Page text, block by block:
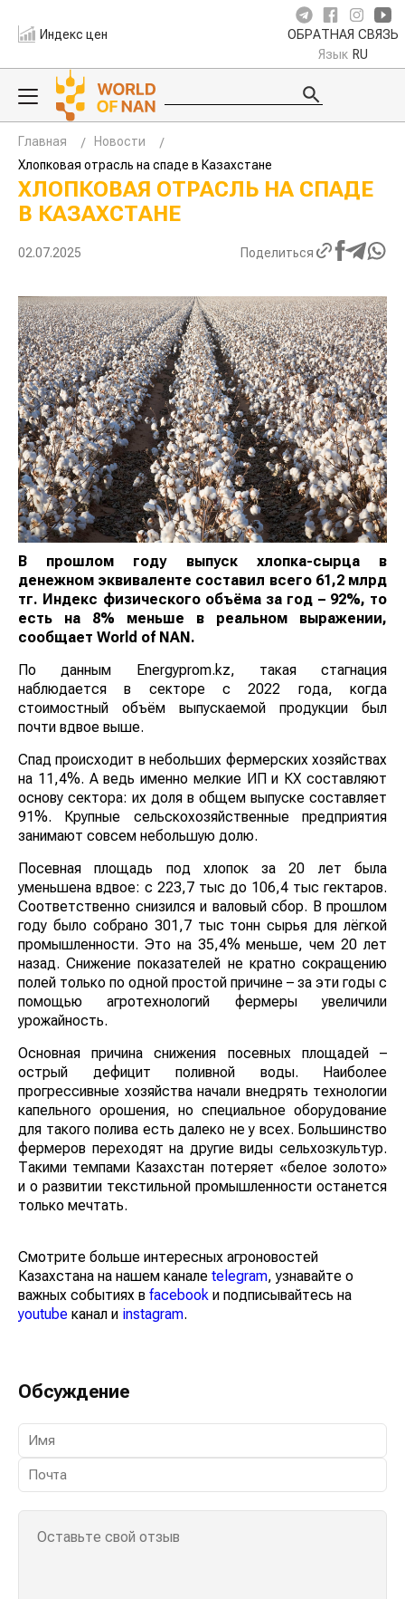
Индекс цен ОБРАТНАЯ СВЯЗЬ
Язык RU
Главная
Новости
Хлопковая отрасль на спаде в Казахстане
ХЛОПКОВАЯ ОТРАСЛЬ НА СПАДЕ
В КАЗАХСТАНЕ
02.07.2025 Поделиться
В прошлом году выпуск хлопка-сырца в
денежном эквиваленте составил всего 61,2 млрд
тг. Индекс физического объёма за год – 92%, то
есть на 8% меньше в реальном выражении,
сообщает World of NAN.
По данным Energyprom.kz, такая стагнация
наблюдается в секторе с 2022 года, когда
стоимостный объём выпускаемой продукции был
почти вдвое выше.
Спад происходит в небольших фермерских хозяйствах
на 11,4%. А ведь именно мелкие ИП и КХ составляют
основу сектора: их доля в общем выпуске составляет
91%. Крупные сельскохозяйственные предприятия
занимают совсем небольшую долю.
Посевная площадь под хлопок за 20 лет была
уменьшена вдвое: с 223,7 тыс до 106,4 тыс гектаров.
Соответственно снизился и валовый сбор. В прошлом
году было собрано 301,7 тыс тонн сырья для лёгкой
промышленности. Это на 35,4% меньше, чем 20 лет
назад. Снижение показателей не кратно сокращению
полей только по одной простой причине – за эти годы с
помощью агротехнологий фермеры увеличили
урожайность.
Основная причина снижения посевных площадей –
острый дефицит поливной воды. Наиболее
прогрессивные хозяйства начали внедрять технологии
капельного орошения, но специальное оборудование
для такого полива есть далеко не у всех. Большинство
фермеров переходят на другие виды сельхозкультур.
Такими темпами Казахстан потеряет «белое золото»
и о развитии текстильной промышленности останется
только мечтать.
Смотрите больше интересных агроновостей
Казахстана на нашем канале telegram, узнавайте о
важных событиях в facebook и подписывайтесь на
youtube канал и instagram.
Обсуждение